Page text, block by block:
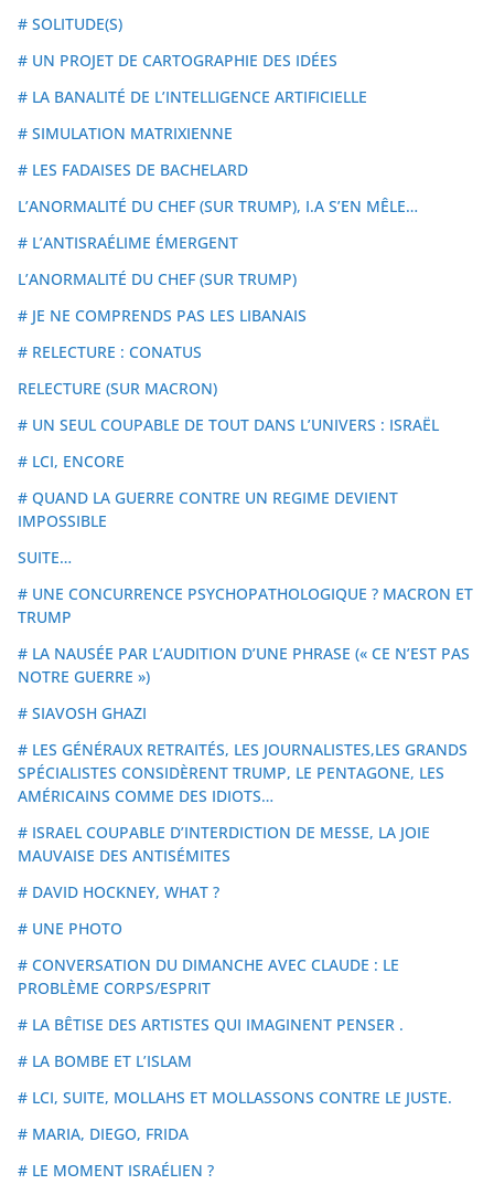
# SOLITUDE(S)
# UN PROJET DE CARTOGRAPHIE DES IDÉES
# LA BANALITÉ DE L’INTELLIGENCE ARTIFICIELLE
# SIMULATION MATRIXIENNE
# LES FADAISES DE BACHELARD
L’ANORMALITÉ DU CHEF (SUR TRUMP), I.A S’EN MÊLE…
# L’ANTISRAÉLIME ÉMERGENT
L’ANORMALITÉ DU CHEF (SUR TRUMP)
# JE NE COMPRENDS PAS LES LIBANAIS
# RELECTURE : CONATUS
RELECTURE (SUR MACRON)
# UN SEUL COUPABLE DE TOUT DANS L’UNIVERS : ISRAËL
# LCI, ENCORE
# QUAND LA GUERRE CONTRE UN REGIME DEVIENT
IMPOSSIBLE
SUITE…
# UNE CONCURRENCE PSYCHOPATHOLOGIQUE ? MACRON ET
TRUMP
# LA NAUSÉE PAR L’AUDITION D’UNE PHRASE (« CE N’EST PAS
NOTRE GUERRE »)
# SIAVOSH GHAZI
# LES GÉNÉRAUX RETRAITÉS, LES JOURNALISTES,LES GRANDS
SPÉCIALISTES CONSIDÈRENT TRUMP, LE PENTAGONE, LES
AMÉRICAINS COMME DES IDIOTS…
# ISRAEL COUPABLE D’INTERDICTION DE MESSE, LA JOIE
MAUVAISE DES ANTISÉMITES
# DAVID HOCKNEY, WHAT ?
# UNE PHOTO
# CONVERSATION DU DIMANCHE AVEC CLAUDE : LE
PROBLÈME CORPS/ESPRIT
# LA BÊTISE DES ARTISTES QUI IMAGINENT PENSER .
# LA BOMBE ET L’ISLAM
# LCI, SUITE, MOLLAHS ET MOLLASSONS CONTRE LE JUSTE.
# MARIA, DIEGO, FRIDA
# LE MOMENT ISRAÉLIEN ?